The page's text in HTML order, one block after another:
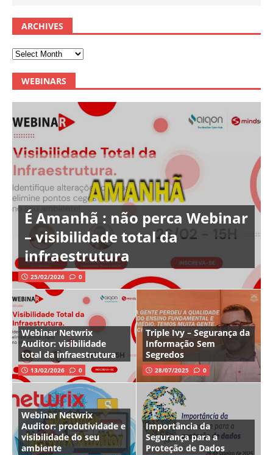
ARCHIVES
WEBINARS
É Amanhã : não perca Webinar
– visibilidade total da
infraestrutura
25/02/2026 0
Webinar Netwrix
Auditor: visibilidade
total da infraestrutura
13/02/2026 0
Triple Ivy – Segurança da
Informação Sem
Segredos
28/07/2025 0
Webinar Netwrix
Auditor: produtividade e
visibilidade do seu
ambiente
Importância da
Segurança para a
Proteção de Dados